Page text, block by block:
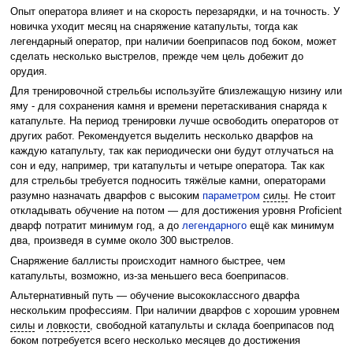
Опыт оператора влияет и на скорость перезарядки, и на точность. У
новичка уходит месяц на снаряжение катапульты, тогда как
легендарный оператор, при наличии боеприпасов под боком, может
сделать несколько выстрелов, прежде чем цель добежит до
орудия.
Для тренировочной стрельбы используйте близлежащую низину или
яму - для сохранения камня и времени перетаскивания снаряда к
катапульте. На период тренировки лучше освободить операторов от
других работ. Рекомендуется выделить несколько дварфов на
каждую катапульту, так как периодически они будут отлучаться на
сон и еду, например, три катапульты и четыре оператора. Так как
для стрельбы требуется подносить тяжёлые камни, операторами
разумно назначать дварфов с высоким параметром силы. Не стоит
откладывать обучение на потом — для достижения уровня Proficient
дварф потратит минимум год, а до легендарногоещё как минимум
два, произведя в сумме около 300 выстрелов.
Снаряжение баллисты происходит намного быстрее, чем
катапульты, возможно, из-за меньшего веса боеприпасов.
Альтернативный путь — обучение высококлассного дварфа
нескольким профессиям. При наличии дварфов с хорошим уровнем
силыи ловкости, свободной катапульты и склада боеприпасов под
боком потребуется всего несколько месяцев до достижения